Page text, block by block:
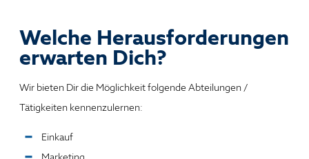
Welche Herausforderungen
erwarten Dich?
Wir bieten Dir die Möglichkeit folgende Abteilungen /
Tätigkeiten kennenzulernen:
Einkauf